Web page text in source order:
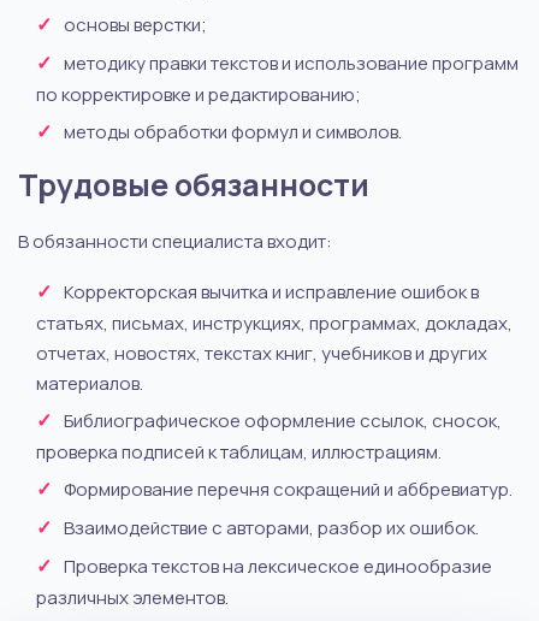
основы верстки;
методику правки текстов и использование программ
по корректировке и редактированию;
методы обработки формул и символов.
Трудовые обязанности
В обязанности специалиста входит:
Корректорская вычитка и исправление ошибок в
статьях, письмах, инструкциях, программах, докладах,
отчетах, новостях, текстах книг, учебников и других
материалов.
Библиографическое оформление ссылок, сносок,
проверка подписей к таблицам, иллюстрациям.
Формирование перечня сокращений и аббревиатур.
Взаимодействие с авторами, разбор их ошибок.
Проверка текстов на лексическое единообразие
различных элементов.